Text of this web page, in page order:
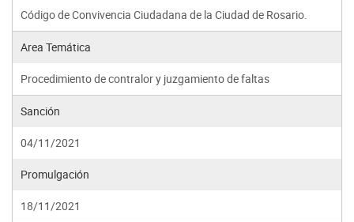
Código de Convivencia Ciudadana de la Ciudad de Rosario.
Area Temática
Procedimiento de contralor y juzgamiento de faltas
Sanción
04/11/2021
Promulgación
18/11/2021